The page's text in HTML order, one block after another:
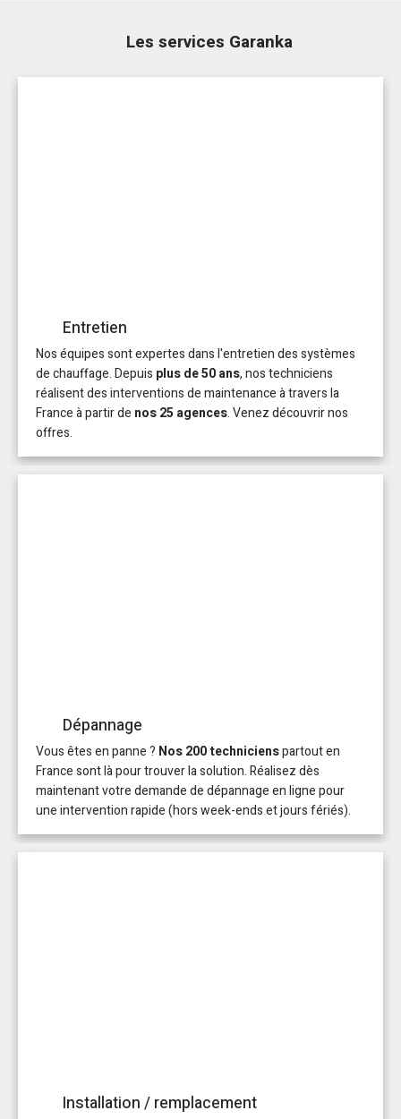
Les services Garanka
Entretien
Nos équipes sont expertes dans l'entretien des systèmes
de chauffage. Depuis plus de 50 ans, nos techniciens
réalisent des interventions de maintenance à travers la
France à partir de nos 25 agences. Venez découvrir nos
offres.
Dépannage
Vous êtes en panne ? Nos 200 technicienspartout en
France sont là pour trouver la solution. Réalisez dès
maintenant votre demande de dépannage en ligne pour
une intervention rapide (hors week-ends et jours fériés).
Installation / remplacement